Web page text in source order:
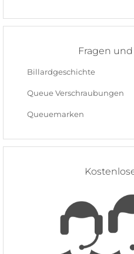
Fragen
Billardgeschichte
Queue Verschraubungen
Queuemarken